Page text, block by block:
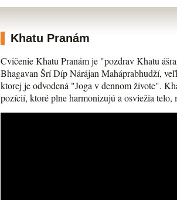
Khatu Pranám
Cvičenie Khatu Pranám je "pozdrav Khatu
Bhagavan Šrí Díp Nárájan Maháprabhudží,
ktorej je odvodená "Joga v dennom živote".
pozícií, ktoré plne harmonizujú a osviežia telo,